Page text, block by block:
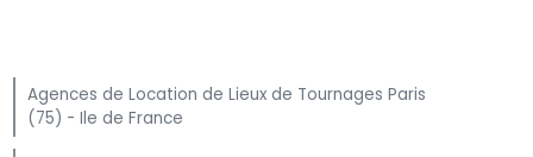
Agences de Location de Lieux de Tournages Paris
(75) - Ile de France